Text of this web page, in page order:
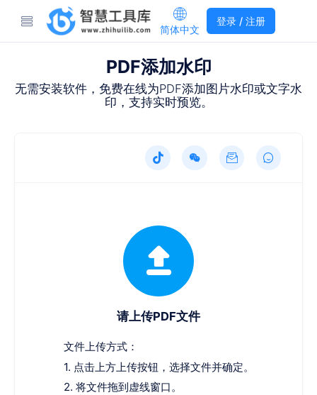
简体中文
登录 / 注册
PDF添加水印
无需安装软件，免费在线为PDF添加图片水印或文字水
印，支持实时预览。
请上传PDF文件
文件上传方式：
1. 点击上方上传按钮，选择文件并确定。
2. 将文件拖到虚线窗口。